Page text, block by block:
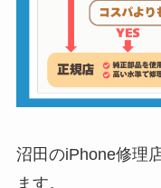
沼田のiPhone修理
ます。